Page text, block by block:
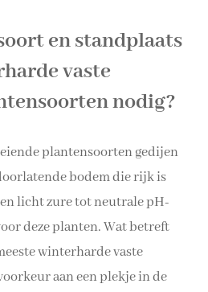
en standplaats
vaste
nodig?
plantensoorten gedijen
bodem die rijk is
licht zure tot neutrale pH-
deze planten. Wat betreft
winterharde vaste
aan een plekje in de